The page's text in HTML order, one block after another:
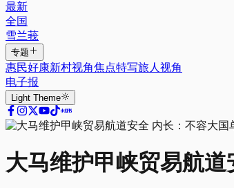
最新
全国
雪兰莪
专题
惠民好康新村视角焦点特写旅人视角
电子报
Light Theme
大马维护甲峡贸易航